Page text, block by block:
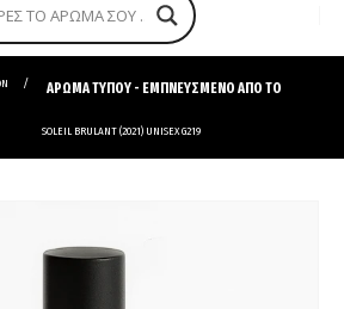
ΑΡΩΜΑ ΤΥΠΟΥ - ΕΜΠΝΕΥΣΜΕΝΟ ΑΠΟ ΤΟ
SOLEIL BRULANT (2021) UNISEX G219